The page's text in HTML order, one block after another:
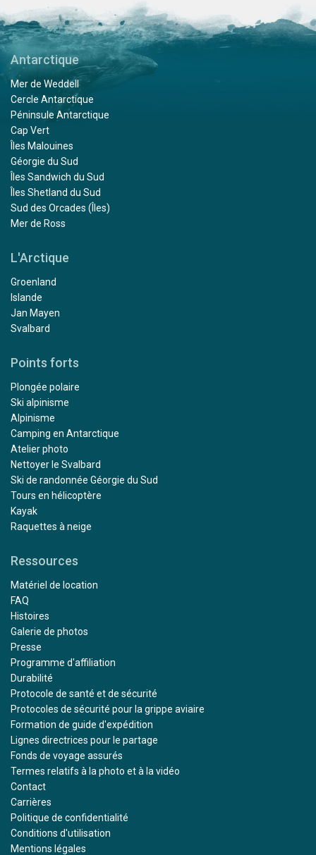
Antarctique
Mer de Weddell
Cercle Antarctique
Péninsule Antarctique
Cap Vert
Îles Malouines
Géorgie du Sud
Îles Sandwich du Sud
Îles Shetland du Sud
Sud des Orcades (Îles)
Mer de Ross
L'Arctique
Groenland
Islande
Jan Mayen
Svalbard
Points forts
Plongée polaire
Ski alpinisme
Alpinisme
Camping en Antarctique
Atelier photo
Nettoyer le Svalbard
Ski de randonnée Géorgie du Sud
Tours en hélicoptère
Kayak
Raquettes à neige
Ressources
Matériel de location
FAQ
Histoires
Galerie de photos
Presse
Programme d'affiliation
Durabilité
Protocole de santé et de sécurité
Protocoles de sécurité pour la grippe aviaire
Formation de guide d'expédition
Lignes directrices pour le partage
Fonds de voyage assurés
Termes relatifs à la photo et à la vidéo
Contact
Carrières
Politique de confidentialité
Conditions d'utilisation
Mentions légales